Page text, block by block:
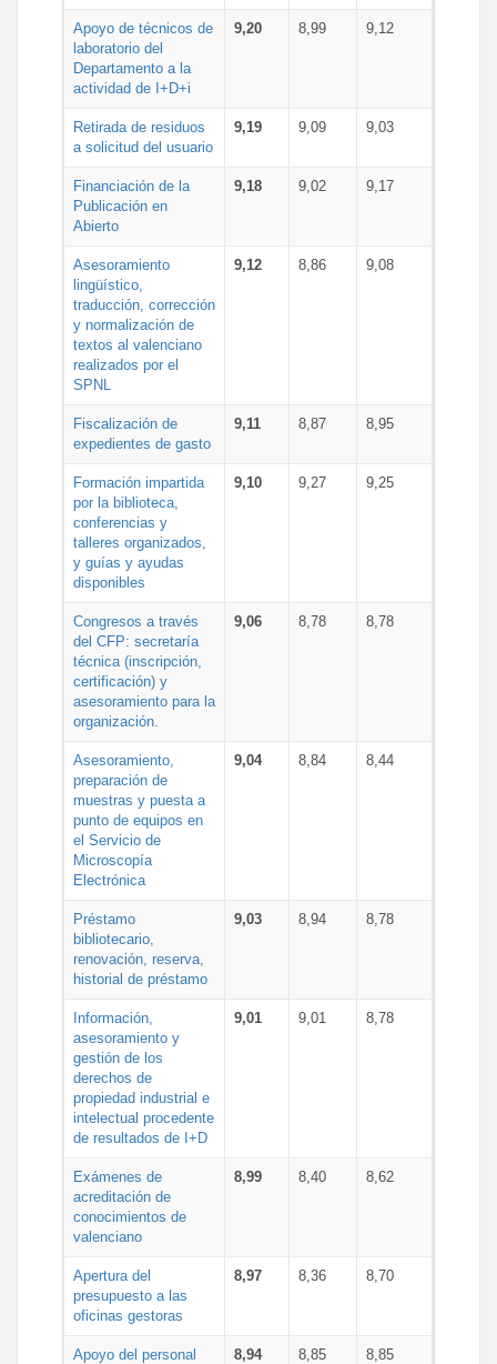
Apoyo de técnicos de
laboratorio del
Departamento a la
actividad de I+D+i
9,20 8,99 9,12
Retirada de residuos
a solicitud del usuario
9,19 9,09 9,03
Financiación de la
Publicación en
Abierto
9,18 9,02 9,17
Asesoramiento
lingüístico,
traducción, corrección
y normalización de
textos al valenciano
realizados por el
SPNL
9,12 8,86 9,08
Fiscalización de
expedientes de gasto
9,11 8,87 8,95
Formación impartida
por la biblioteca,
conferencias y
talleres organizados,
y guías y ayudas
disponibles
9,10 9,27 9,25
Congresos a través
del CFP: secretaría
técnica (inscripción,
certificación) y
asesoramiento para la
organización.
9,06 8,78 8,78
Asesoramiento,
preparación de
muestras y puesta a
punto de equipos en
el Servicio de
Microscopía
Electrónica
9,04 8,84 8,44
Préstamo
bibliotecario,
renovación, reserva,
historial de préstamo
9,03 8,94 8,78
Información,
asesoramiento y
gestión de los
derechos de
propiedad industrial e
intelectual procedente
de resultados de I+D
9,01 9,01 8,78
Exámenes de
acreditación de
conocimientos de
valenciano
8,99 8,40 8,62
Apertura del
presupuesto a las
oficinas gestoras
8,97 8,36 8,70
Apoyo del personal
8,94 8,85 8,85